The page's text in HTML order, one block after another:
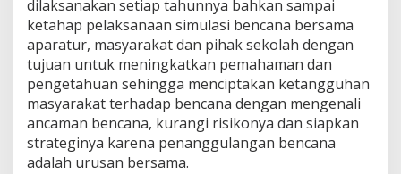
dilaksanakan setiap tahunnya bahkan sampai
ketahap pelaksanaan simulasi bencana bersama
aparatur, masyarakat dan pihak sekolah dengan
tujuan untuk meningkatkan pemahaman dan
pengetahuan sehingga menciptakan ketangguhan
masyarakat terhadap bencana dengan mengenali
ancaman bencana, kurangi risikonya dan siapkan
strateginya karena penanggulangan bencana
adalah urusan bersama.